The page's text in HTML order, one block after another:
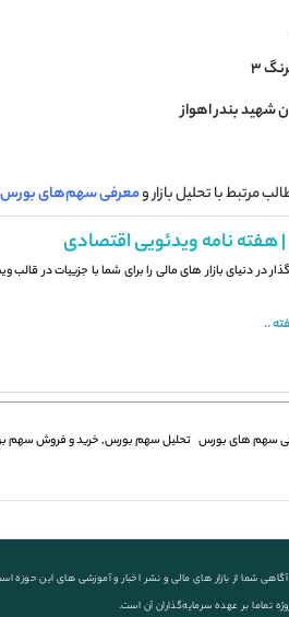
۳
شهید بندر اهواز
مرتبط با تحلیل بازار ومعرفی سهم‌های بورس
نامه ویدئویی اقتصادی
در دنیای بازار های مالی را برای شما با جزيیات در
..
سهم های بورس تحلیل سهم بورس,خرید و فروش سهم
شما از بازار های مالی و نشر اخبار و آموزشی های این حوزه
تماما بر عهده سرمایه‌گذاران آن است.